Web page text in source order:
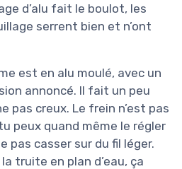
d’alu fait le boulot, les
serrent bien et n’ont
est en alu moulé, avec un
annoncé. Il fait un peu
pas creux. Le frein n’est pas
peux quand même le régler
pas casser sur du fil léger.
truite en plan d’eau, ça